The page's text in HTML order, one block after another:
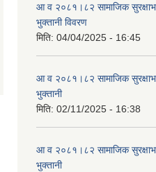
आ व २०८१।८२ सामाजिक
भुक्तानी विवरण
मिति: 04/04/2025 - 16:45
आ व २०८१।८२ सामाजिक
भुक्तानी
मिति: 02/11/2025 - 16:38
आ व २०८१।८२ सामाजिक
भुक्तानी